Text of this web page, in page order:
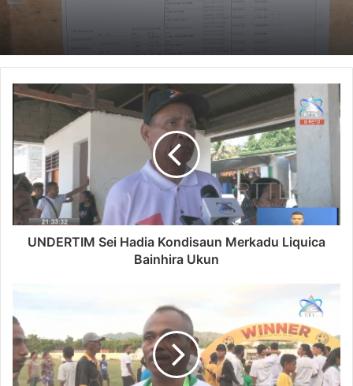
UNDERTIM Sei Hadia Kondisaun Merkadu Liquica
Bainhira Ukun